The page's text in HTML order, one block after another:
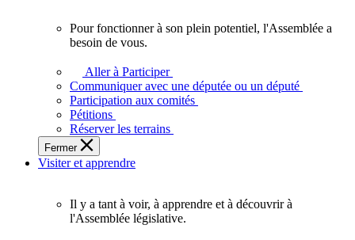
plein
potentiel,
l'Assemblée
a
besoin
de
Pour fonctionner à son plein potentiel, l'Assemblée a
besoin de vous.
Aller à Participer
Communiquer avec une députée ou un député
Participation aux comités
Pétitions
Réserver les terrains
Fermer
Visiter et apprendre
Il y a tant à voir, à apprendre et à découvrir à
l'Assemblée législative.